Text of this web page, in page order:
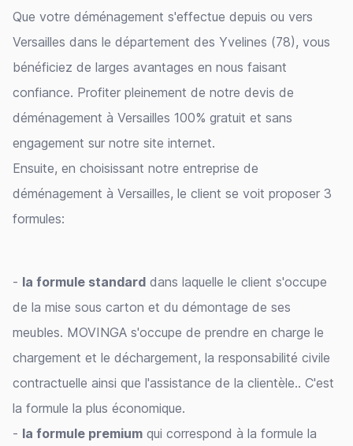
Que votre déménagement s'effectue depuis ou vers
Versailles dans le département des Yvelines (78), vous
bénéficiez de larges avantages en nous faisant
confiance. Profiter pleinement de notre devis de
déménagement à Versailles 100% gratuit et sans
engagement sur notre site internet.
Ensuite, en choisissant notre entreprise de
déménagement à Versailles, le client se voit proposer 3
formules:
- la formule standard dans laquelle le client s'occupe
de la mise sous carton et du démontage de ses
meubles. MOVINGA s'occupe de prendre en charge le
chargement et le déchargement, la responsabilité civile
contractuelle ainsi que l'assistance de la clientèle.. C'est
la formule la plus économique.
- la formule premium qui correspond à la formule la